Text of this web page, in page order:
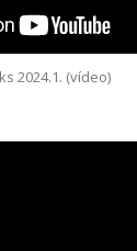
2024.1. (vídeo)